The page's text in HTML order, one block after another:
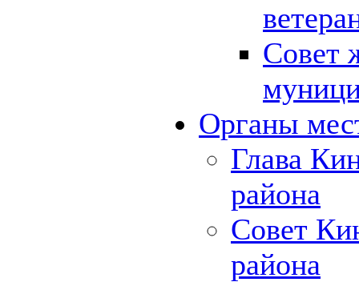
Совет
Органы
Глава
района
Совет
района